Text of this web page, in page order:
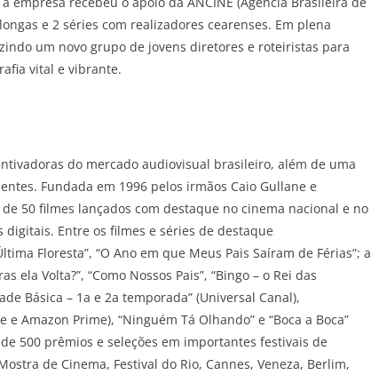
e 2 séries com realizadores cearenses. Em plena
um novo grupo de jovens diretores e roteiristas para
vital e vibrante.
do mercado audiovisual brasileiro, além de uma
Fundada em 1996 pelos irmãos Caio Gullane e
50 filmes lançados com destaque no cinema nacional e no
Entre os filmes e séries de destaque
Floresta”, “O Ano em que Meus Pais Saíram de Férias”; a
ela Volta?”, “Como Nossos Pais”, “Bingo – o Rei das
Básica – 1a e 2a temporada” (Universal Canal),
e Amazon Prime), “Ninguém Tá Olhando” e “Boca a Boca”
de 500 prêmios e seleções em importantes festivais de
de Cinema, Festival do Rio, Cannes, Veneza, Berlim,